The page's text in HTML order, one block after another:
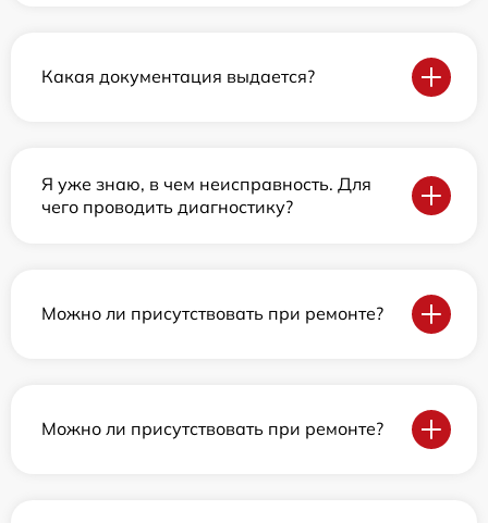
Какая документация выдается?
Я уже знаю, в чем неисправность. Для
чего проводить диагностику?
Можно ли присутствовать при ремонте?
Можно ли присутствовать при ремонте?